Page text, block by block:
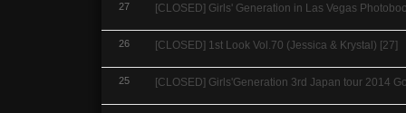
27 [CLOSED] Girls' Generation in Las Vegas
26 [CLOSED] 1st Look Vol.70 (Jessica & Krystal) [27]
25 [CLOSED] Girls'Generation 3rd Japan tour 2014